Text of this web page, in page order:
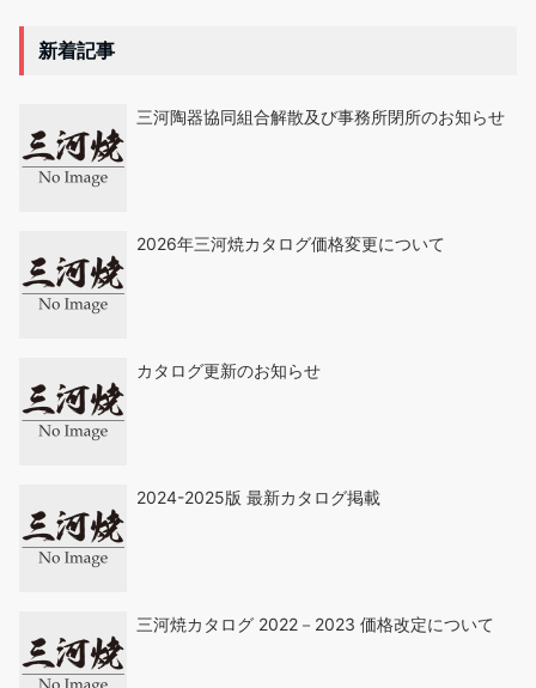
新着記事
三河陶器協同組合解散及び事務所閉所のお知らせ
2026年三河焼カタログ価格変更について
カタログ更新のお知らせ
2024-2025版 最新カタログ掲載
三河焼カタログ 2022－2023 価格改定について